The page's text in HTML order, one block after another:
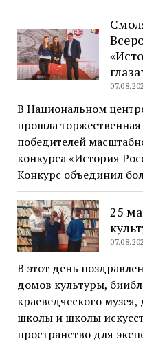
В Национальном
прошла
победителей
конкурса «История
Конкурс объединил
25
В этот день
домов культуры,
краеведческого
школы и школы
пространство для